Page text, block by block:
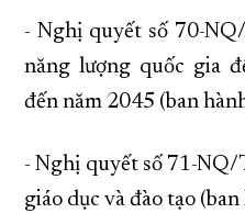
- Nghị quyết số 70-
năng lượng quốc gia
đến năm 2045 (ban
- Nghị quyết số 71-
giáo dục và đào tạo